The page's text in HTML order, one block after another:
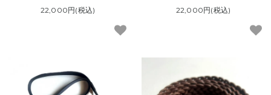
22,000円(税込) 22,000円(税込)